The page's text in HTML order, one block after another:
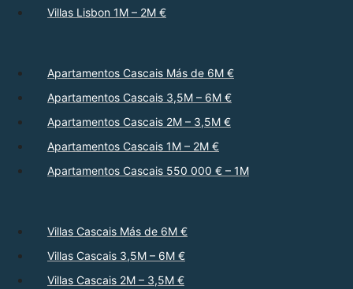
Villas Lisbon 1M – 2M €
Apartamentos Cascais Más de 6M €
Apartamentos Cascais 3,5M – 6M €
Apartamentos Cascais 2M – 3,5M €
Apartamentos Cascais 1M – 2M €
Apartamentos Cascais 550 000 € – 1M
Villas Cascais Más de 6M €
Villas Cascais 3,5M – 6M €
Villas Cascais 2M – 3,5M €